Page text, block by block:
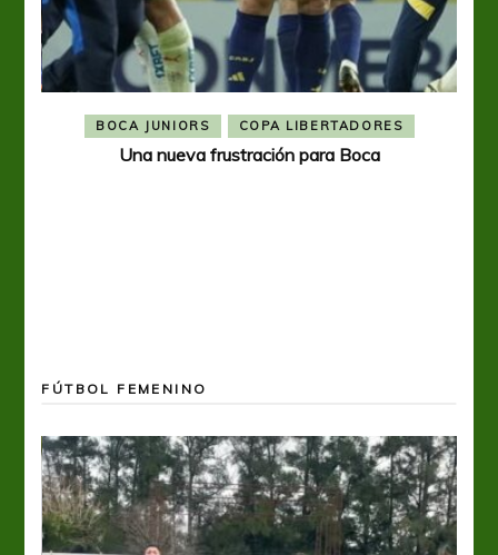
BOCA JUNIORS COPA LIBERTADORES
Una nueva frustración para Boca
FÚTBOL FEMENINO